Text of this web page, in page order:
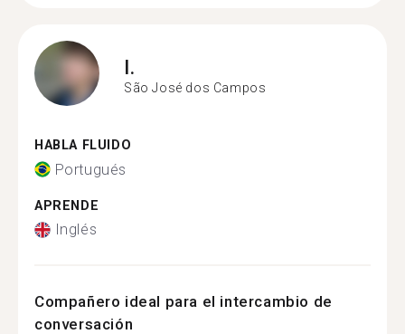
I.
São José dos Campos
HABLA FLUIDO
Portugués
APRENDE
Inglés
Compañero ideal para el intercambio de
conversación